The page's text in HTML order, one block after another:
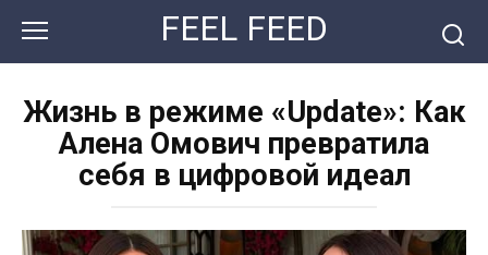
контенту
FEEL FEED
Жизнь в режиме «Update»: Как
Алена Омович превратила
себя в цифровой идеал